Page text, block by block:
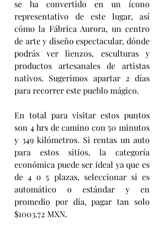
se ha convertido en un ícono
representativo de este lugar, así
cómo la Fábrica Aurora, un centro
de arte y diseño espectacular, dónde
podrás ver lienzos, esculturas y
productos artesanales de artistas
nativos. Sugerimos apartar 2 días
para recorrer este pueblo mágico.
En total para visitar estos puntos
son 4 hrs de camino con 50 minutos
y 349 kilómetros. Si rentas un auto
económica puede ser ideal ya que es
de 4 o 5 plazas, seleccionar si es
automático o estándar y en
promedio por día, pagar tan solo
$1003.72 MXN.